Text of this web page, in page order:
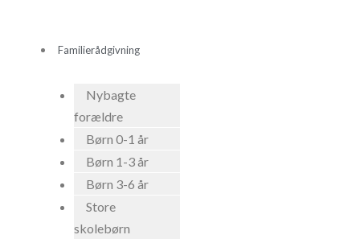
indholdet
Familierådgivning
Nybagte
forældre
Børn 0-1 år
Børn 1-3 år
Børn 3-6 år
Store
skolebørn